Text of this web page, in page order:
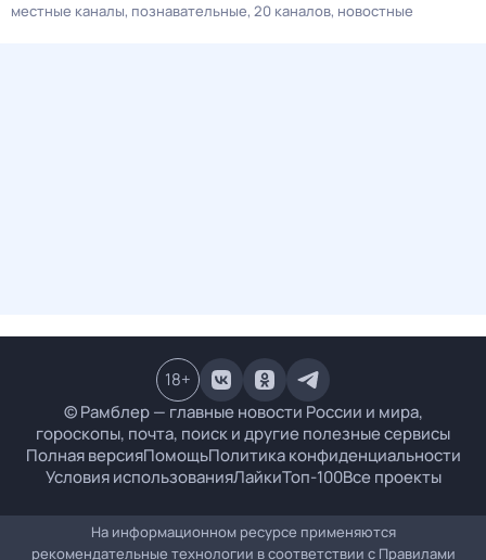
местные каналы познавательные 20 каналов новостные
© Рамблер — главные новости России и мира,
гороскопы, почта, поиск и другие полезные сервисы
Полная версияПомощьПолитика конфиденциальности
Условия использованияЛайкиТоп-100Все проекты
18+
На информационном ресурсе применяются
рекомендательные технологии в соответствии с Правилами